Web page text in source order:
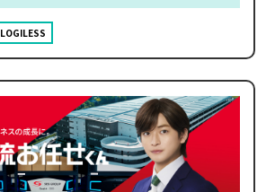
LOGILESS